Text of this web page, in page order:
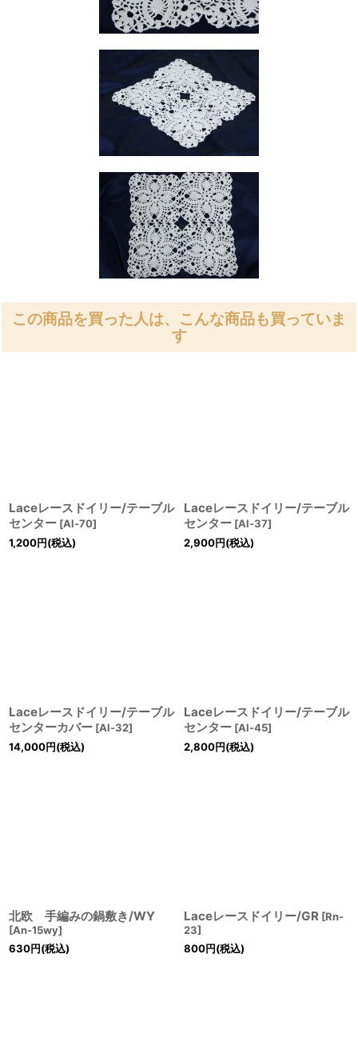
この商品を買った人は、こんな商品も買っていま
す
Laceレースドイリー/テーブル
センター [Al-70]
1,200円(税込)
Laceレースドイリー/テーブル
センター [Al-37]
2,900円(税込)
Laceレースドイリー/テーブル
センターカバー [Al-32]
14,000円(税込)
Laceレースドイリー/テーブル
センター [Al-45]
2,800円(税込)
北欧 手編みの鍋敷き/WY
[An-15wy]
630円(税込)
Laceレースドイリー/GR [Rn-
23]
800円(税込)